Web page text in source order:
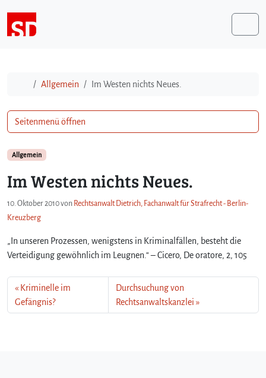
StartAllgemein Im Westen nichts Neues.
Allgemein
Im Westen nichts Neues.
10. Oktober 2010von Rechtsanwalt Dietrich, Fachanwalt für Strafrecht - Berlin-
Kreuzberg
„In unseren Prozessen, wenigstens in Kriminalfällen, besteht die
Verteidigung gewöhnlich im Leugnen.“ – Cicero, De oratore, 2, 105
Kriminelle im
Gefängnis?
Durchsuchung von
Rechtsanwaltskanzlei
Seitenmenü öffnen